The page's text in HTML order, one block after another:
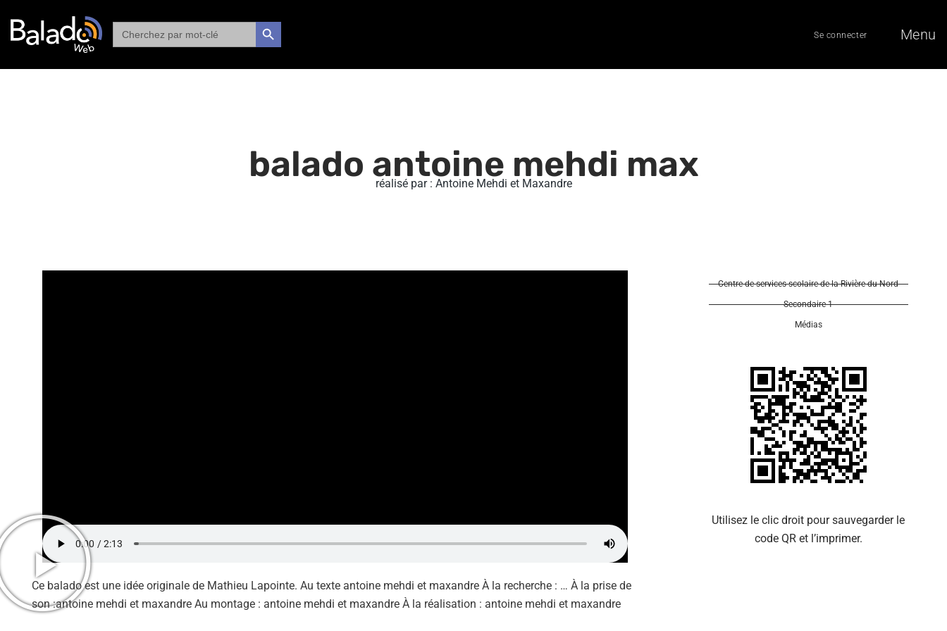
Search
for:
SEARCH BUTTON Se connecter Menu
balado antoine mehdi max
réalisé par : Antoine Mehdi et Maxandre
Ce balado est une idée originale de Mathieu Lapointe. Au texte antoine mehdi et maxandre À la recherche : … À la prise de
son :antoine mehdi et maxandre Au montage : antoine mehdi et maxandre À la réalisation : antoine mehdi et maxandre
Centre de services scolaire de la Rivière-du-Nord
Secondaire 1
Médias
Utilisez le clic droit pour sauvegarder le
code QR et l’imprimer.